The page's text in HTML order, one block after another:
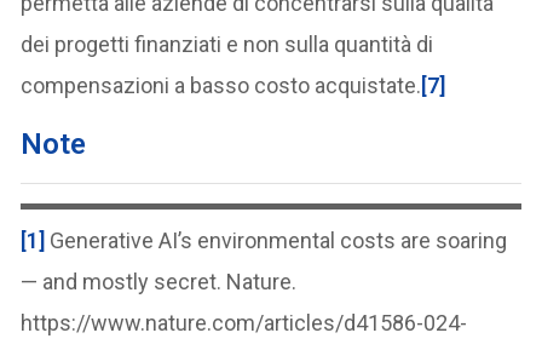
dei progetti finanziati e non sulla quantità di
compensazioni a basso costo acquistate.[7]
Note
[1] Generative AI’s environmental costs are soaring
— and mostly secret. Nature.
https://www.nature.com/articles/d41586-024-